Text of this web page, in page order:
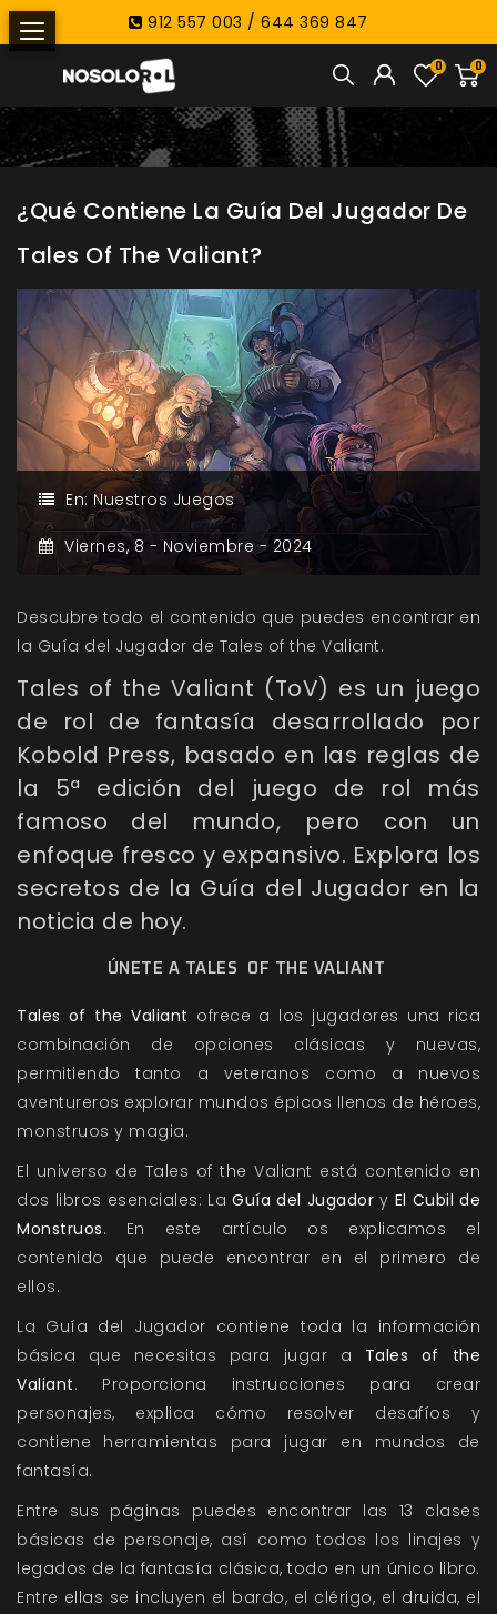
912 557 003 / 644 369 847
0
0
¿Qué Contiene La Guía Del Jugador De
Tales Of The Valiant?
En: Nuestros Juegos
Viernes, 8 - Noviembre - 2024
Descubre todo el contenido que puedes encontrar en
la Guía del Jugador de Tales of the Valiant.
Tales of the Valiant (ToV) es un juego
de rol de fantasía desarrollado por
Kobold Press, basado en las reglas de
la 5ª edición del juego de rol más
famoso del mundo, pero con un
enfoque fresco y expansivo. Explora los
secretos de la Guía del Jugador en la
noticia de hoy.
ÚNETE A TALES OF THE VALIANT
Tales of the Valiant ofrece a los jugadores una rica
combinación de opciones clásicas y nuevas,
permitiendo tanto a veteranos como a nuevos
aventureros explorar mundos épicos llenos de héroes,
monstruos y magia.
El universo de Tales of the Valiant está contenido en
dos libros esenciales: La Guía del Jugador y El Cubil de
Monstruos. En este artículo os explicamos el
contenido que puede encontrar en el primero de
ellos.
La Guía del Jugador contiene toda la información
básica que necesitas para jugar a Tales of the
Valiant. Proporciona instrucciones para crear
personajes, explica cómo resolver desafíos y
contiene herramientas para jugar en mundos de
fantasía.
Entre sus páginas puedes encontrar las 13 clases
básicas de personaje, así como todos los linajes y
legados de la fantasía clásica, todo en un único libro.
Entre ellas se incluyen el bardo, el clérigo, el druida, el